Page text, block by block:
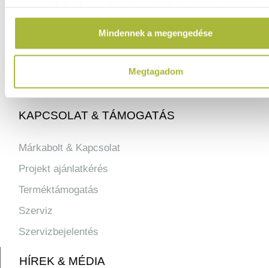
Mindennek a megengedése
Megtagadom
info@hfse.hu
KAPCSOLAT & TÁMOGATÁS
Márkabolt & Kapcsolat
Projekt ajánlatkérés
Terméktámogatás
Szerviz
Szervizbejelentés
HÍREK & MÉDIA